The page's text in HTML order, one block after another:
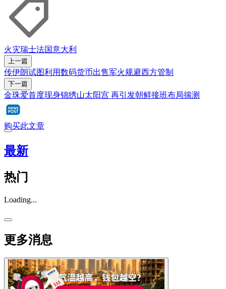
火灾瑞士法国意大利
上一篇
传伊朗试图利用数码货币出售军火规避西方管制
下一篇
金珠爱首度现身锦绣山太阳宫 再引发朝鲜接班布局揣测
购买此文章
最新
热门
Loading...
更多消息